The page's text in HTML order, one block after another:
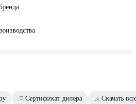
Сертификат дилера Скачать